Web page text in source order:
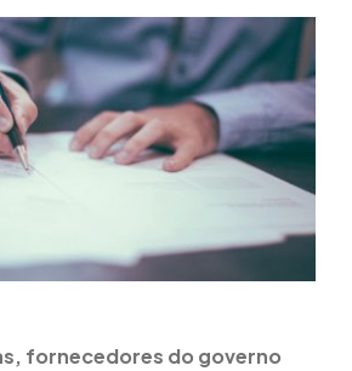
fornecedores do governo